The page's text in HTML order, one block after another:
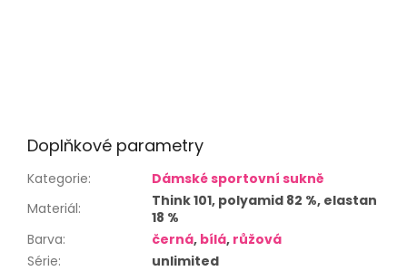
Doplňkové parametry
Kategorie:
Dámské sportovní sukně
Materiál:
Think 101, polyamid 82 %, elastan
18 %
Barva: černá, bílá, růžová
Série:
unlimited